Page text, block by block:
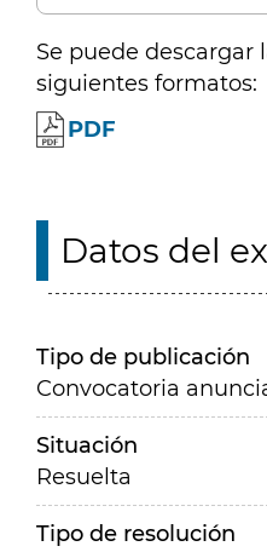
Se puede descargar
siguientes formatos:
PDF
Datos del
Tipo de publicación
Convocatoria
Situación
Resuelta
Tipo de resolución